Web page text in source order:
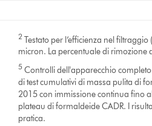
2 Testato per l’efficienza nel
micron. La percentuale di rimozione
5 Controlli dell'apparecchio
di test cumulativi di massa pulita di
2015 con immissione continua fino
plateau di formaldeide CADR. I
pratica.